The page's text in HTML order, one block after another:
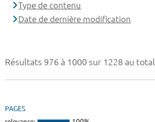
Résultats 976 à 1000 sur 1228 au total
PAGES
Type de contenu
Date de dernière modification